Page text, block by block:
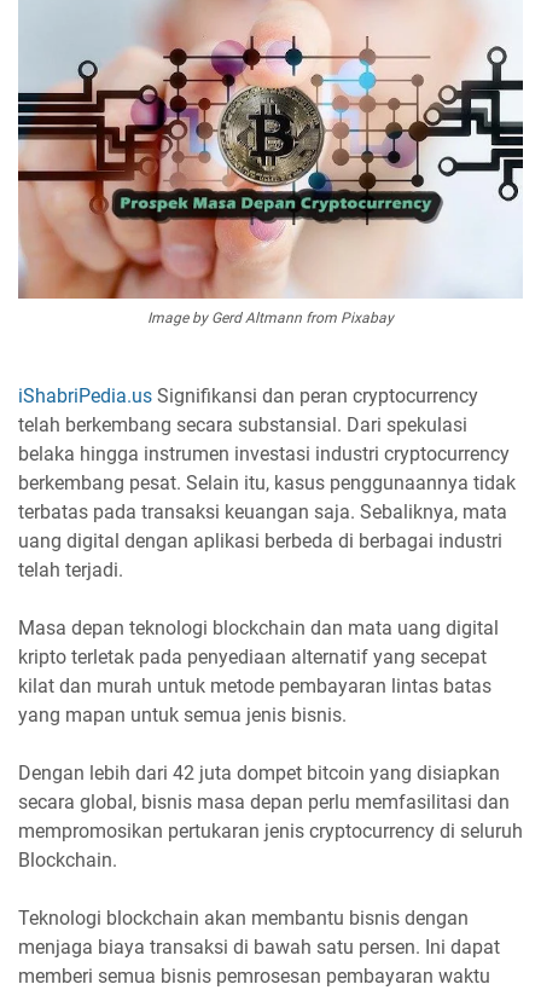
Image by Gerd Altmann from Pixabay
iShabriPedia.us Signifikansi dan peran cryptocurrency
telah berkembang secara substansial. Dari spekulasi
belaka hingga instrumen investasi industri cryptocurrency
berkembang pesat. Selain itu, kasus penggunaannya tidak
terbatas pada transaksi keuangan saja. Sebaliknya, mata
uang digital dengan aplikasi berbeda di berbagai industri
telah terjadi.
Masa depan teknologi blockchain dan mata uang digital
kripto terletak pada penyediaan alternatif yang secepat
kilat dan murah untuk metode pembayaran lintas batas
yang mapan untuk semua jenis bisnis.
Dengan lebih dari 42 juta dompet bitcoin yang disiapkan
secara global, bisnis masa depan perlu memfasilitasi dan
mempromosikan pertukaran jenis cryptocurrency di seluruh
Blockchain.
Teknologi blockchain akan membantu bisnis dengan
menjaga biaya transaksi di bawah satu persen. Ini dapat
memberi semua bisnis pemrosesan pembayaran waktu